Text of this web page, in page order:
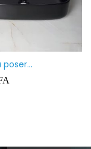
poser
noir mate